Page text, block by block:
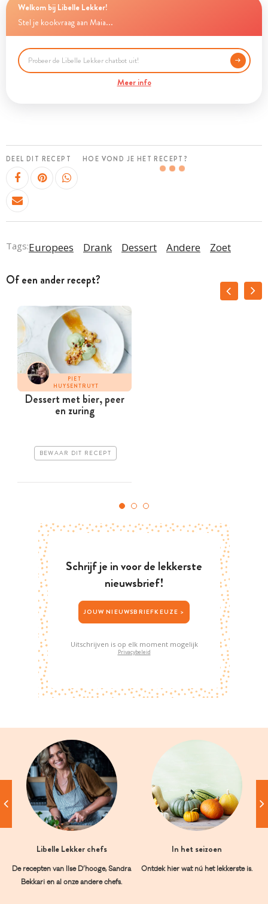
Welkom bij Libelle Lekker!
Stel je kookvraag aan Maia...
Meer info
DEEL DIT RECEPT HOE VOND JE HET RECEPT?
Tags:Europees Drank Dessert Andere Zoet
Of een ander recept?
PIET
HUYSENTRUYT
Dessert met bier, peer
en zuring
BEWAAR DIT RECEPT
Schrijf je in voor de lekkerste
nieuwsbrief!
JOUW NIEUWSBRIEFKEUZE >
Uitschrijven is op elk moment mogelijk
Privacybeleid
Libelle Lekker chefs
De recepten van Ilse D’hooge, Sandra
Bekkari en al onze andere chefs.
In het seizoen
Ontdek hier wat nú het lekkerste is.